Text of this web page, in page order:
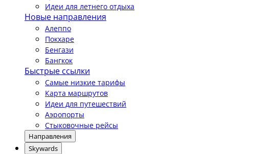
Идеи для летнего отдыха
Новые направления
Алеппо
Покхаре
Бенгази
Бангкок
Быстрые ссылки
Самые низкие тарифы
Карта маршрутов
Идеи для путешествий
Аэропорты
Стыковочные рейсы
Направления
Skywards